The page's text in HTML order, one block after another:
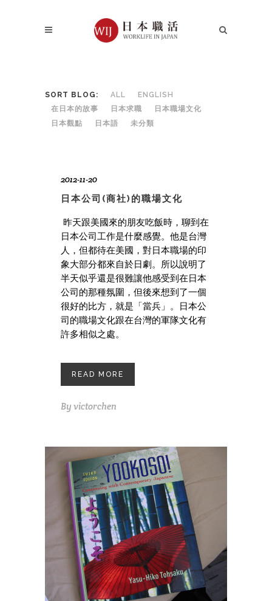
SORT BLOG: ALL
ENGLISH
在日本的故事
日本求職
日本職場文化
日本觀點
日本語 未分類
2012-11-20
日本公司(商社)的職場文化
昨天跟美國來的朋友吃飯時，聊到在
日本公司工作是什麼感覺。他是台灣
人，但都待在美國，對日本職場的印
象大部分都來自於日劇。所以說明了
半天似乎還是很難讓他感受到在日本
公司的那種氛圍，但後來想到了一個
很好的比方，就是「當兵」。日本公
司的職場文化跟在台灣的軍隊文化有
許多相似之處。
READ MORE
By victorchen